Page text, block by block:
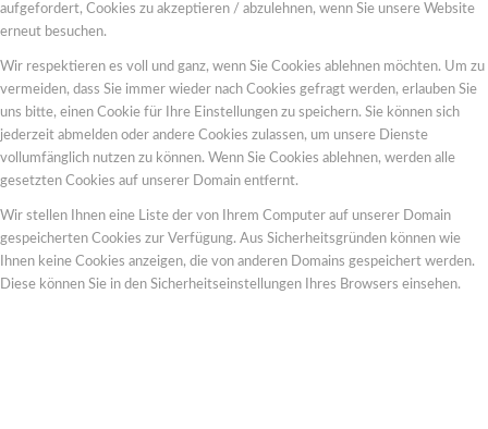
aufgefordert, Cookies zu akzeptieren / abzulehnen, wenn Sie unsere Website
erneut besuchen.
Wir respektieren es voll und ganz, wenn Sie Cookies ablehnen möchten. Um zu
vermeiden, dass Sie immer wieder nach Cookies gefragt werden, erlauben Sie
uns bitte, einen Cookie für Ihre Einstellungen zu speichern. Sie können sich
jederzeit abmelden oder andere Cookies zulassen, um unsere Dienste
vollumfänglich nutzen zu können. Wenn Sie Cookies ablehnen, werden alle
gesetzten Cookies auf unserer Domain entfernt.
Wir stellen Ihnen eine Liste der von Ihrem Computer auf unserer Domain
gespeicherten Cookies zur Verfügung. Aus Sicherheitsgründen können wie
Ihnen keine Cookies anzeigen, die von anderen Domains gespeichert werden.
Diese können Sie in den Sicherheitseinstellungen Ihres Browsers einsehen.